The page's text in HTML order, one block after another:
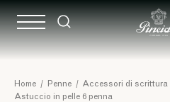
Home / Penne / Accessori di scrittura
Astuccio in pelle 6 penna